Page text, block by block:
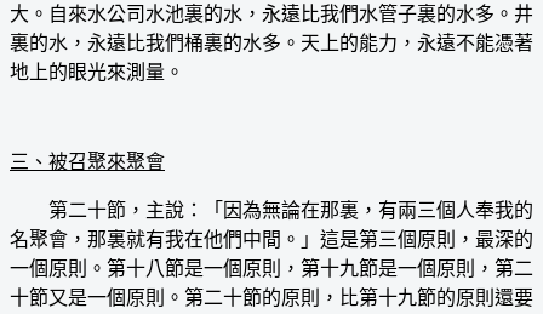
大。自來水公司水池裏的水，永遠比我們水管子裏的水多。井
裏的水，永遠比我們桶裏的水多。天上的能力，永遠不能憑著
地上的眼光來測量。
三、被召聚來聚會
第二十節，主說：「因為無論在那裏，有兩三個人奉我的
名聚會，那裏就有我在他們中間。」這是第三個原則，最深的
一個原則。第十八節是一個原則，第十九節是一個原則，第二
十節又是一個原則。第二十節的原則，比第十九節的原則還要